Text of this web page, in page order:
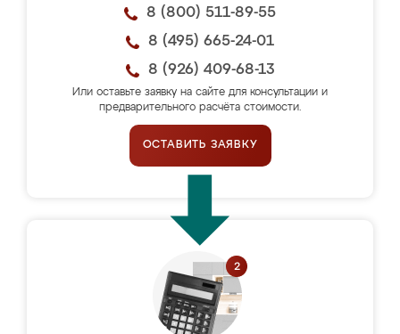
8 (800) 511-89-55
8 (495) 665-24-01
8 (926) 409-68-13
Или оставьте заявку на сайте для консультации и
предварительного расчёта стоимости.
ОСТАВИТЬ ЗАЯВКУ